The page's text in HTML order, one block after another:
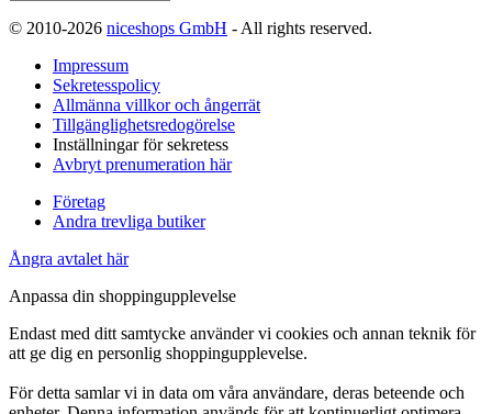
© 2010-2026 niceshops GmbH - All rights reserved.
Impressum
Sekretesspolicy
Allmänna villkor och ångerrät
Tillgänglighetsredogörelse
Inställningar för sekretess
Avbryt prenumeration här
Företag
Andra trevliga butiker
Ångra avtalet här
Anpassa din shoppingupplevelse
Endast med ditt samtycke använder vi cookies och annan teknik för
att ge dig en personlig shoppingupplevelse.
För detta samlar vi in data om våra användare, deras beteende och